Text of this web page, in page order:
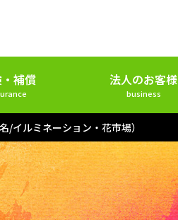
補償 法人のお客様
business
/イルミネーション・花市場）